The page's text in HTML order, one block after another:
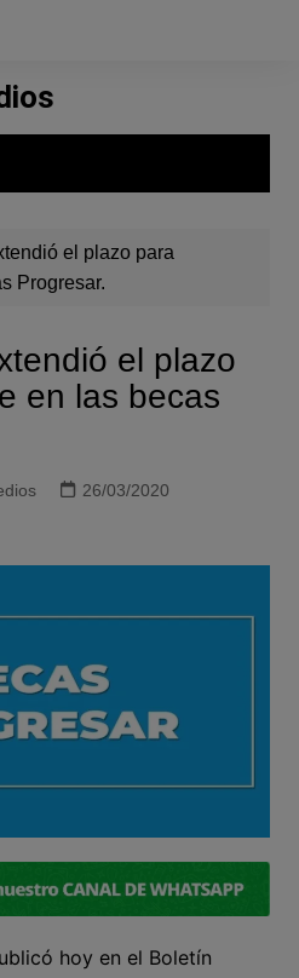
el plazo para
Progresar.
el plazo
en las becas
26/03/2020
hoy en el Boletín